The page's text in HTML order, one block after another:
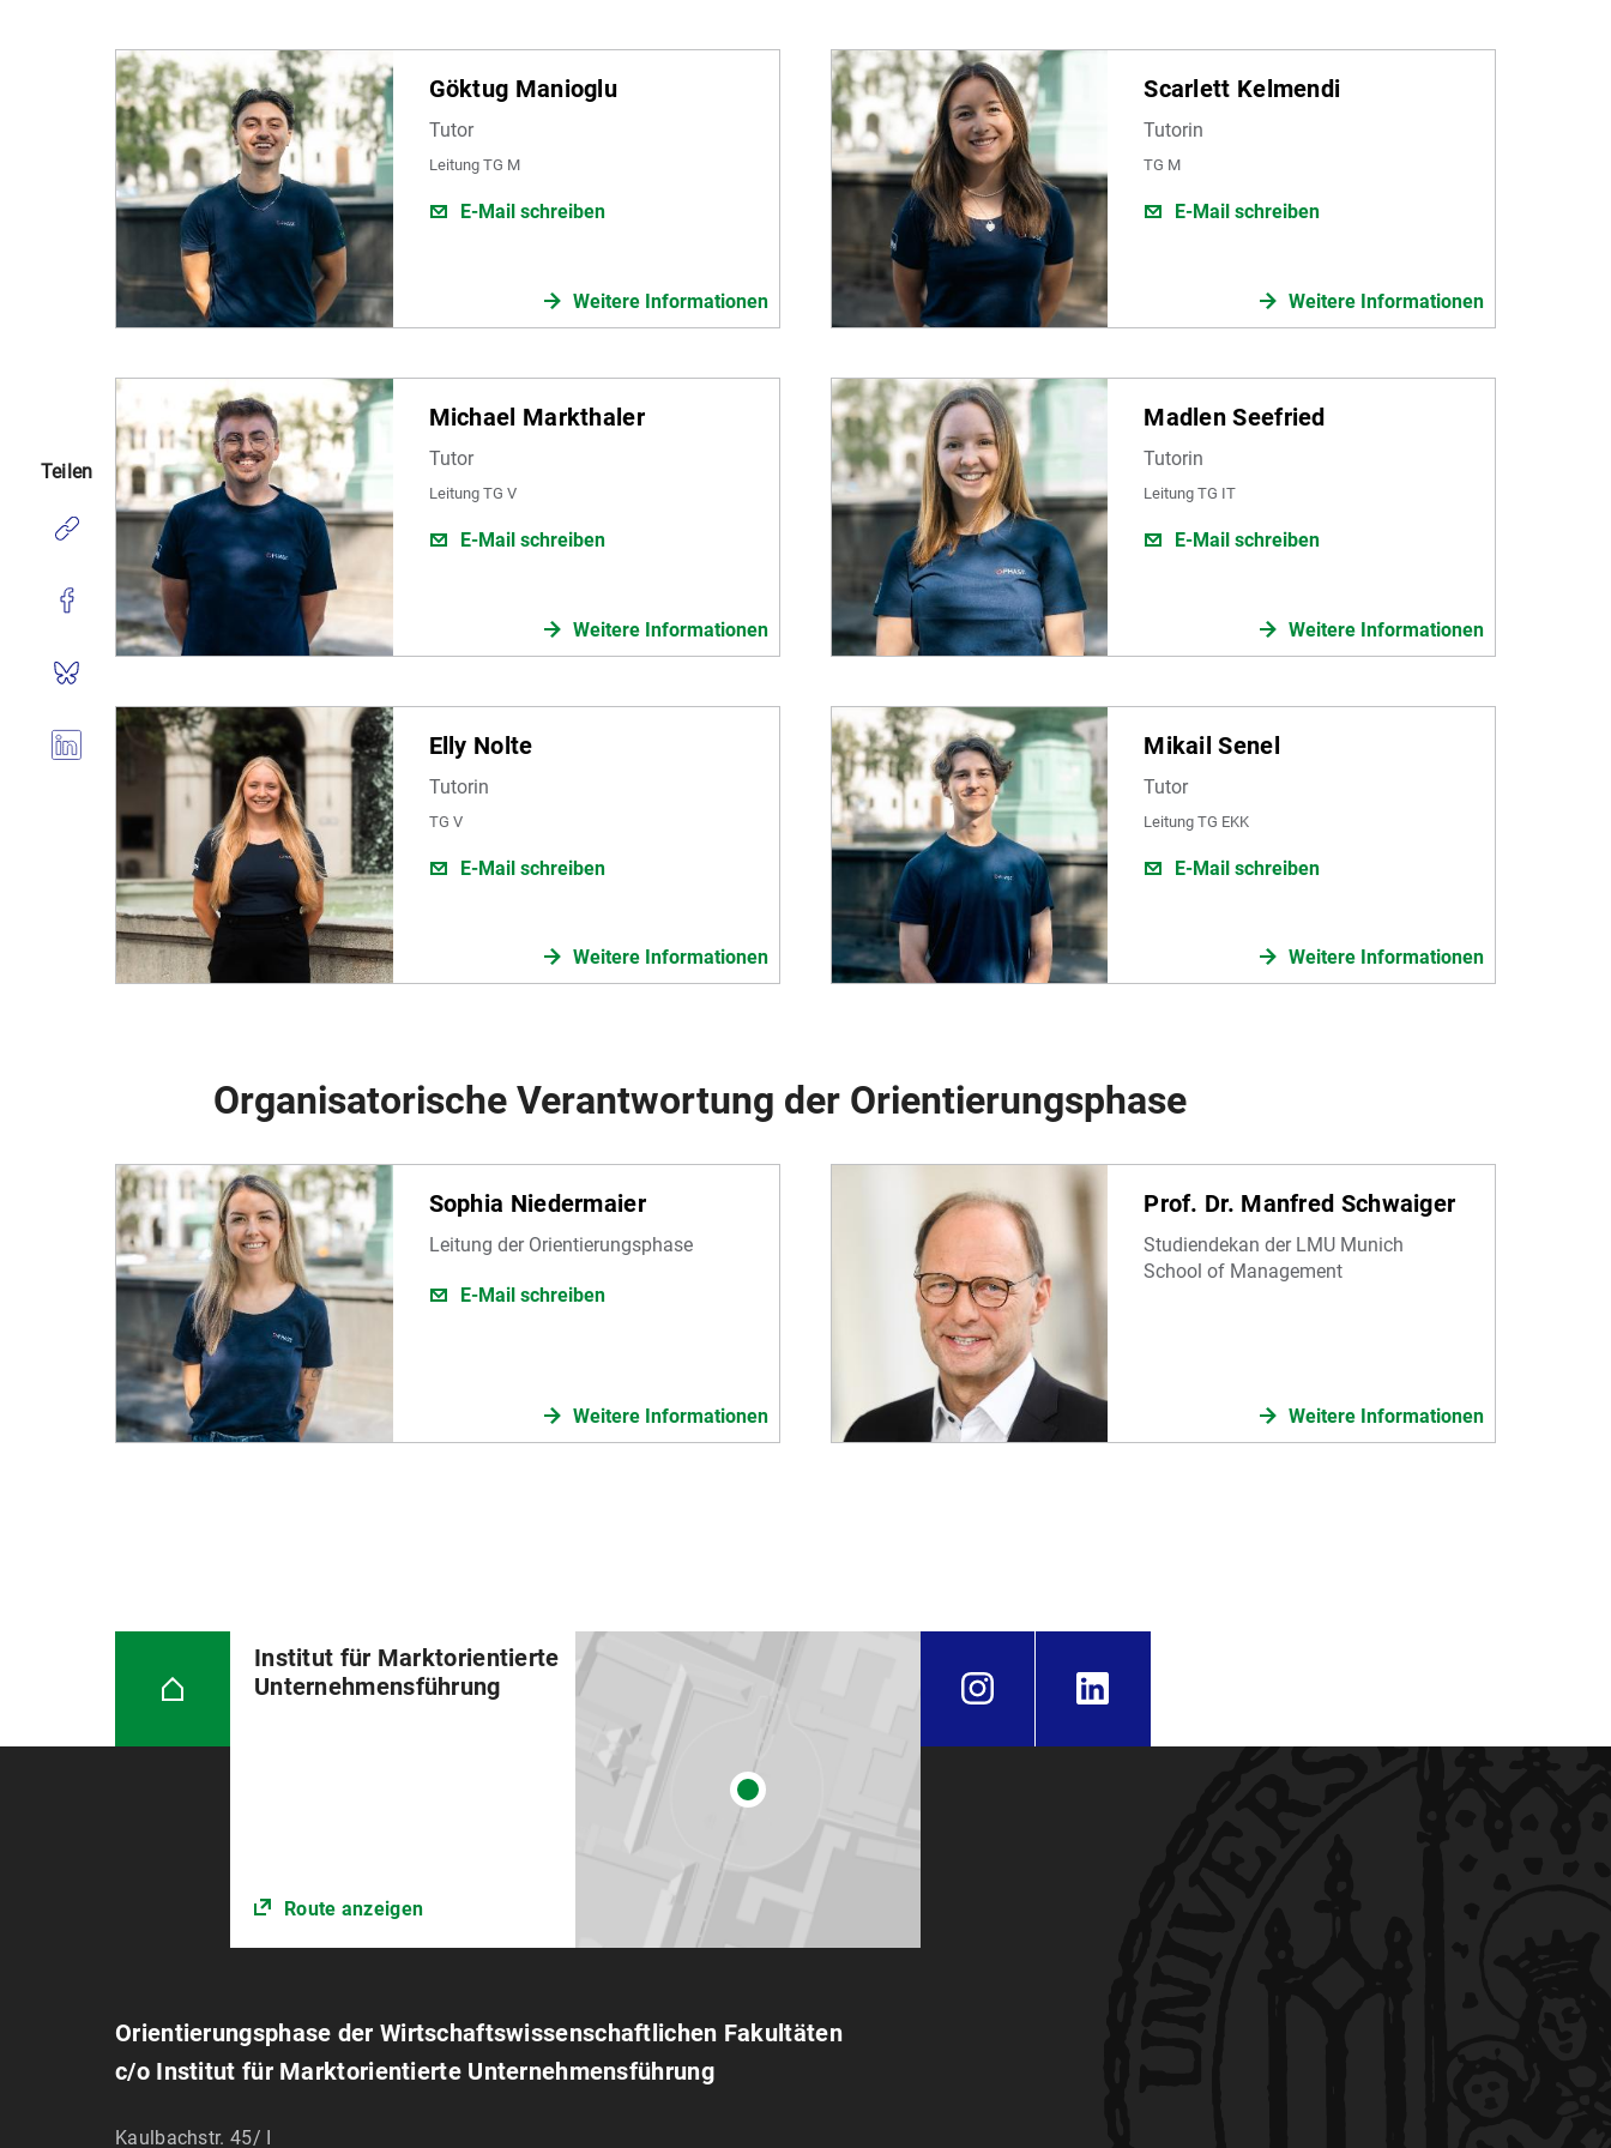
Göktug Manioglu
Tutor
Leitung TG M
E-Mail schreiben
Weitere Informationen
Scarlett Kelmendi
Tutorin
TG M
E-Mail schreiben
Weitere Informationen
Michael Markthaler
Tutor
Leitung TG V
E-Mail schreiben
Weitere Informationen
Madlen Seefried
Tutorin
Leitung TG IT
E-Mail schreiben
Weitere Informationen
Elly Nolte
Tutorin
TG V
E-Mail schreiben
Weitere Informationen
Mikail Senel
Tutor
Leitung TG EKK
E-Mail schreiben
Weitere Informationen
Organisatorische Verantwortung der Orientierungsphase
Sophia Niedermaier
Leitung der Orientierungsphase
E-Mail schreiben
Weitere Informationen
Prof. Dr. Manfred Schwaiger
Studiendekan der LMU Munich
School of Management
Weitere Informationen
Teilen
Institut für Marktorientierte
Unternehmensführung
Route anzeigen
Orientierungsphase der Wirtschaftswissenschaftlichen Fakultäten
c/o Institut für Marktorientierte Unternehmensführung
Kaulbachstr. 45/ I